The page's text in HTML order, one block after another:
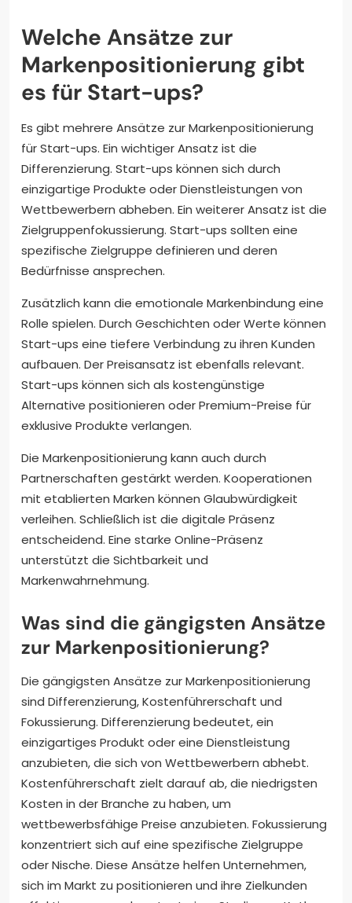
Welche Ansätze zur
Markenpositionierung gibt
es für Start-ups?
Es gibt mehrere Ansätze zur Markenpositionierung
für Start-ups. Ein wichtiger Ansatz ist die
Differenzierung. Start-ups können sich durch
einzigartige Produkte oder Dienstleistungen von
Wettbewerbern abheben. Ein weiterer Ansatz ist die
Zielgruppenfokussierung. Start-ups sollten eine
spezifische Zielgruppe definieren und deren
Bedürfnisse ansprechen.
Zusätzlich kann die emotionale Markenbindung eine
Rolle spielen. Durch Geschichten oder Werte können
Start-ups eine tiefere Verbindung zu ihren Kunden
aufbauen. Der Preisansatz ist ebenfalls relevant.
Start-ups können sich als kostengünstige
Alternative positionieren oder Premium-Preise für
exklusive Produkte verlangen.
Die Markenpositionierung kann auch durch
Partnerschaften gestärkt werden. Kooperationen
mit etablierten Marken können Glaubwürdigkeit
verleihen. Schließlich ist die digitale Präsenz
entscheidend. Eine starke Online-Präsenz
unterstützt die Sichtbarkeit und
Markenwahrnehmung.
Was sind die gängigsten Ansätze
zur Markenpositionierung?
Die gängigsten Ansätze zur Markenpositionierung
sind Differenzierung, Kostenführerschaft und
Fokussierung. Differenzierung bedeutet, ein
einzigartiges Produkt oder eine Dienstleistung
anzubieten, die sich von Wettbewerbern abhebt.
Kostenführerschaft zielt darauf ab, die niedrigsten
Kosten in der Branche zu haben, um
wettbewerbsfähige Preise anzubieten. Fokussierung
konzentriert sich auf eine spezifische Zielgruppe
oder Nische. Diese Ansätze helfen Unternehmen,
sich im Markt zu positionieren und ihre Zielkunden